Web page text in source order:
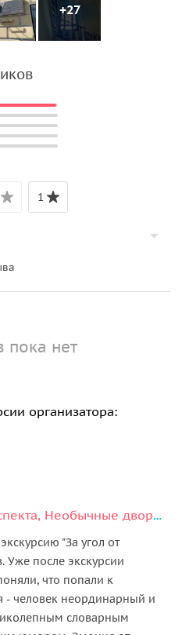
+27
1
пока нет
организатора:
За угол от Невского проспекта, Необычные дворы Санкт-Петербурга
"За угол от
Уже после экскурсии
что попали к
- человек неординарный и
словарным